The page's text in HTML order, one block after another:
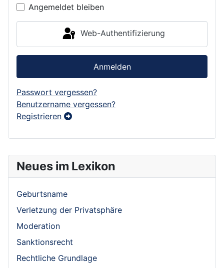
Neues im Lexikon
Geburtsname
Verletzung der Privatsphäre
Moderation
Sanktionsrecht
Rechtliche Grundlage
Angemeldet bleiben
Web-Authentifizierung
Anmelden
Passwort vergessen?
Benutzername vergessen?
Registrieren